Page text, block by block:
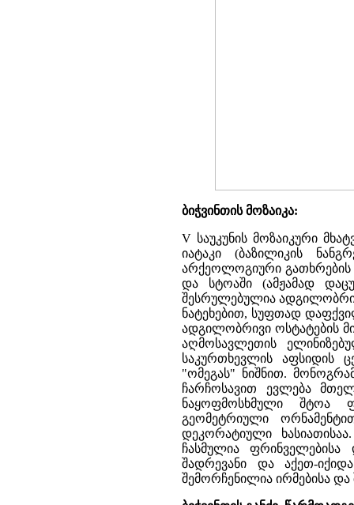
ბიჭვინთის მოზაიკა:
V საუკუნის მოზაიკური
იატაკი (ბაზილიკის
არქეოლოგიური გათხრების
და სტოაში (ამჟამად
შესრულებულია
ნატეხებით, სუფთად
ადგილობრივი ოსტატების
აღმოსავლეთის
საკურთხევლის აფსიდის
"ომეგას" ნიშნით.
ჩარჩოსავით ევლება
ნაყოფმოსხმული შტოა
გეომეტრიული
დეკორატიული
ჩასმულია ფრინველებისა
შადრევანი და აქეთ-
შემორჩენილია ირმებისა